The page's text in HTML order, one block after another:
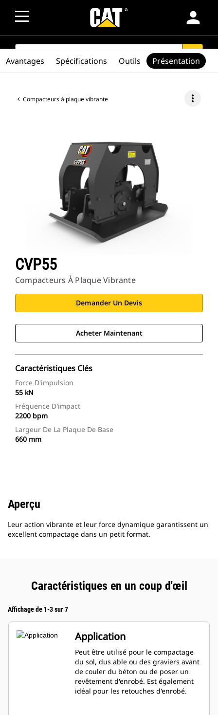
person
SEARCH search
Compacteurs à plaque vibrante more_vert
CVP55
Compacteurs À Plaque Vibrante
Demander Un Devis
Acheter Maintenant
Caractéristiques Clés
Force D'impulsion
55 kN
Fréquence D'impact
2200 bpm
Largeur De La Plaque De Base
660 mm
Avantages Spécifications Outils Présentation
Aperçu
Leur action vibrante et leur force dynamique garantissent un
excellent compactage dans un petit format.
Caractéristiques en un coup d'œil
Affichage de 1-3 sur 7
Application
Peut être utilisé pour le compactage
du sol, dus able ou des graviers avant
de couler du béton ou de poser un
revêtement d'enrobé. Est également
idéal pour les retouches d'enrobé.